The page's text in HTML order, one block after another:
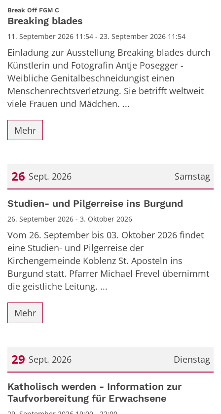
Datum: 11. September 2026
Break Off FGM C
Breaking blades
11. September 2026 11:54 - 23. September 2026 11:54
Einladung zur Ausstellung Breaking blades durch
Künstlerin und Fotografin Antje Posegger -
Weibliche Genitalbeschneidungist einen
Menschenrechtsverletzung. Sie betrifft weltweit
viele Frauen und Mädchen. ...
Mehr
Samstag
26 Sept. 2026
Datum: 26. September 2026
Studien- und Pilgerreise ins Burgund
26. September 2026 - 3. Oktober 2026
Vom 26. September bis 03. Oktober 2026 findet
eine Studien- und Pilgerreise der
Kirchengemeinde Koblenz St. Aposteln ins
Burgund statt. Pfarrer Michael Frevel übernimmt
die geistliche Leitung. ...
Mehr
Dienstag
29 Sept. 2026
Datum: 29. September 2026
Katholisch werden - Information zur
Taufvorbereitung für Erwachsene